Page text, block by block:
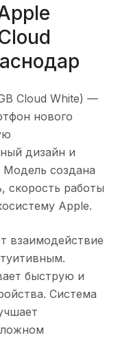
Cloud White) —
нового
дизайн и
Модель создана
скорость работы
Apple.
взаимодействие
быструю и
Система